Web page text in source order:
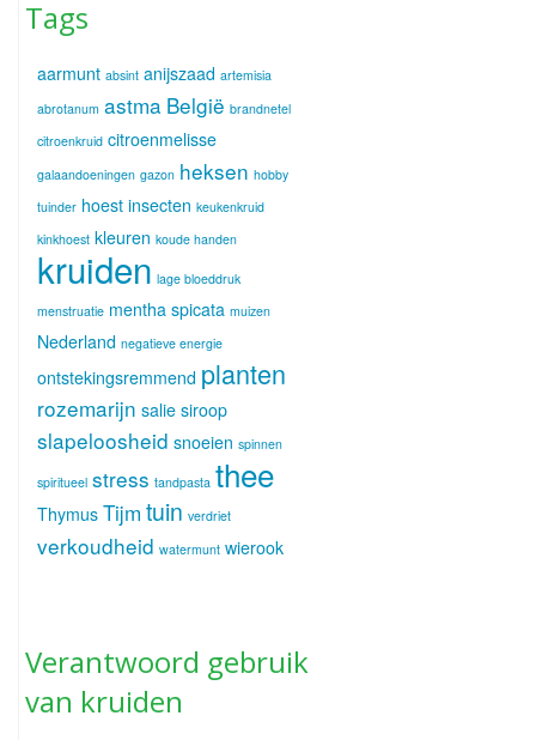
Tags
aarmunt absint anijszaad artemisia
abrotanum astma België brandnetel
citroenkruid citroenmelisse
galaandoeningen gazon heksen hobby
tuinder hoest insecten keukenkruid
kinkhoest kleuren koude handen
kruiden lage bloeddruk
menstruatie mentha spicata muizen
Nederland negatieve energie
ontstekingsremmend planten
rozemarijn salie siroop
slapeloosheid snoeien spinnen
spiritueel stress tandpasta thee
Thymus Tijm tuin verdriet
verkoudheid watermunt wierook
Verantwoord gebruik
van kruiden